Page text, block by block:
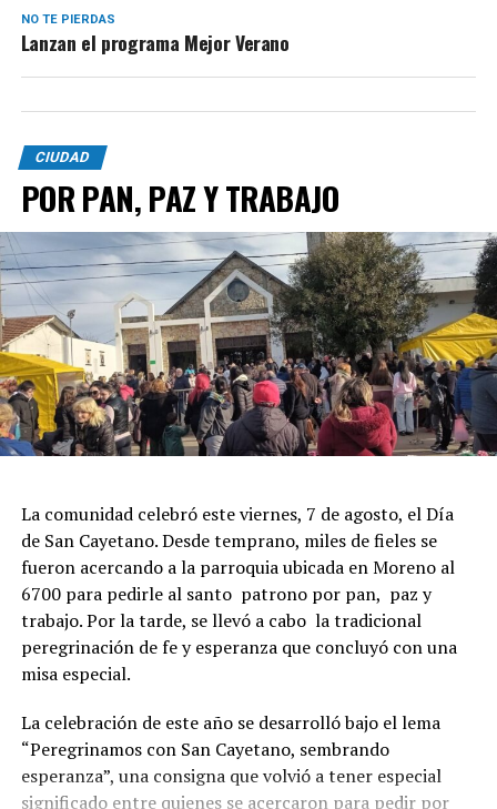
NO TE PIERDAS
Lanzan el programa Mejor Verano
CIUDAD
POR PAN, PAZ Y TRABAJO
La comunidad celebró este viernes, 7 de agosto, el Día
de San Cayetano. Desde temprano, miles de fieles se
fueron acercando a la parroquia ubicada en Moreno al
6700 para pedirle al santo patrono por pan, paz y
trabajo. Por la tarde, se llevó a cabo la tradicional
peregrinación de fe y esperanza que concluyó con una
misa especial.
La celebración de este año se desarrolló bajo el lema
“Peregrinamos con San Cayetano, sembrando
esperanza”, una consigna que volvió a tener especial
significado entre quienes se acercaron para pedir por